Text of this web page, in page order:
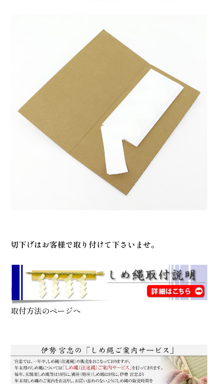
切下げはお客様で取り付けて下さいませ。
取付方法のページへ